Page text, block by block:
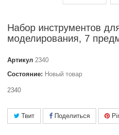
Набор инструментов
моделирования, 7
Артикул 2340
Состояние: Новый товар
2340
Твит Поделиться